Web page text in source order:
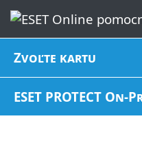
Zvoľte kartu
ESET PROTECT On-